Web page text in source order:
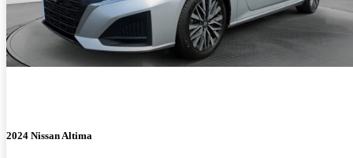
2024 Nissan Altima